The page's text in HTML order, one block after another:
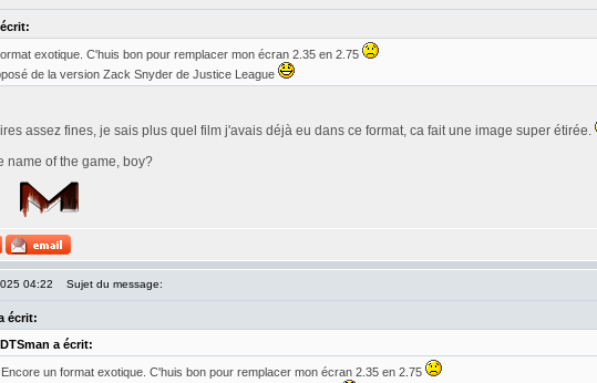
exotique. C'huis bon pour remplacer mon écran 2.35 en 2.75
de la version Zack Snyder de Justice League
assez fines, je sais plus quel film j'avais déjà eu dans ce format, ca fait une image super étirée.
name of the game, boy?
04:22 Sujet du message:
écrit:
DTSman a écrit:
Encore un format exotique. C'huis bon pour remplacer mon écran 2.35 en 2.75